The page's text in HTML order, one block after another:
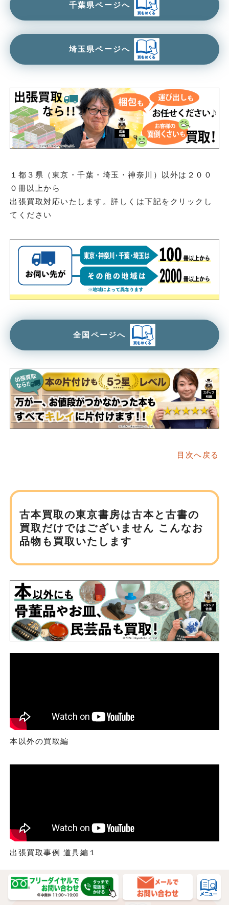
千葉県ページへ
埼玉県ページへ
１都３県（東京・千葉・埼玉・神奈川）以外は２００
０冊以上から
出張買取対応いたします。詳しくは下記をクリックし
てください
全国ページへ
目次へ戻る
古本買取の東京書房は古本と古書の
買取だけではございません こんなお
品物も買取いたします
本以外の買取編
出張買取事例 道具編１